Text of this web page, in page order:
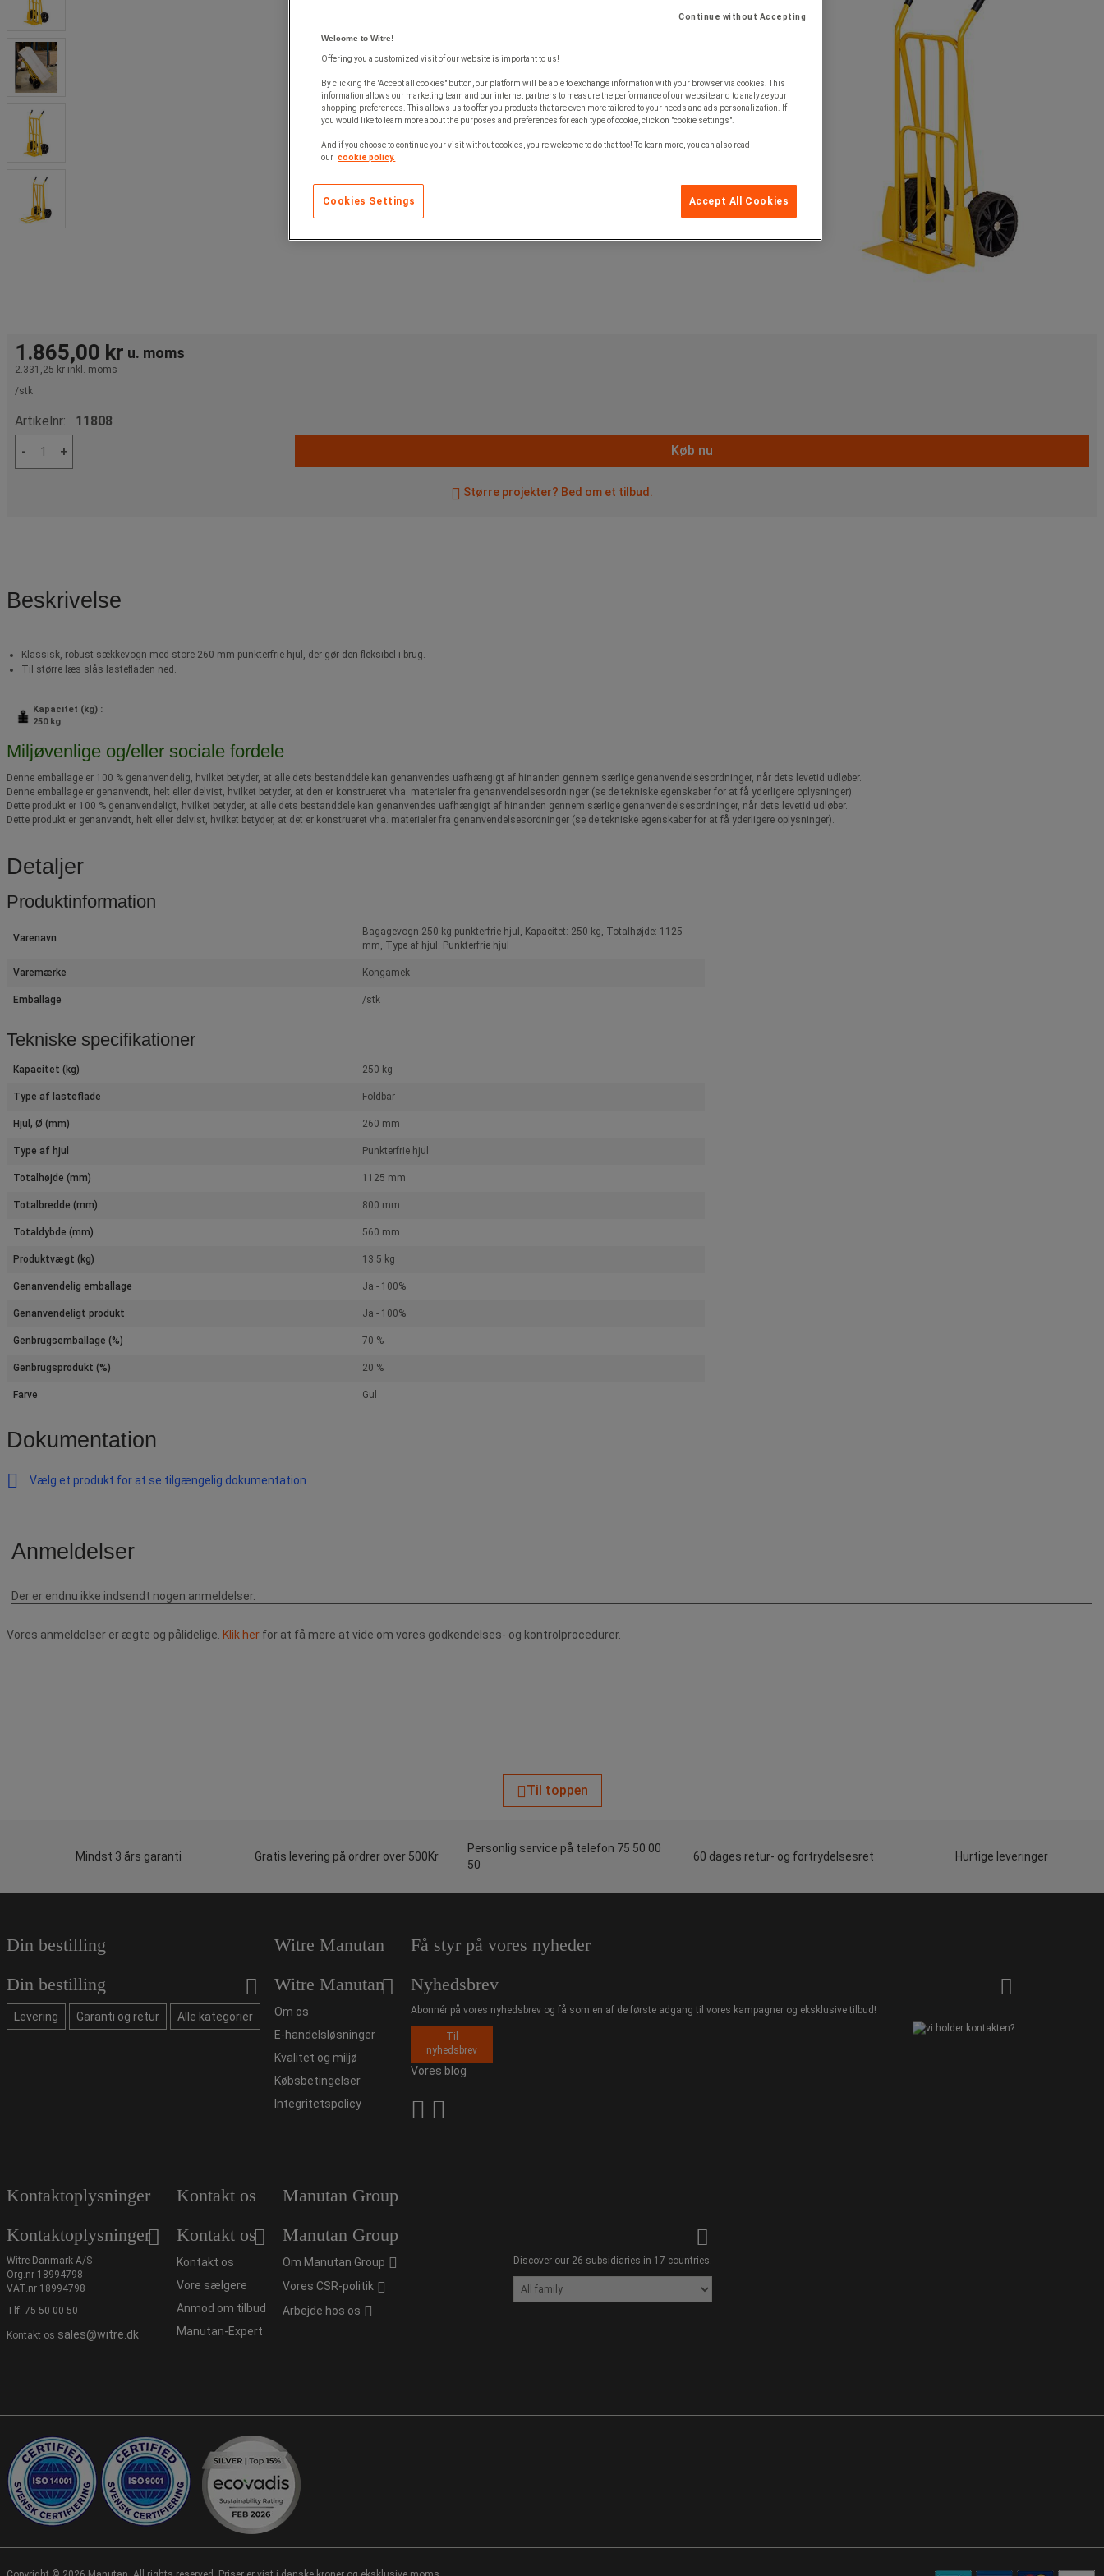
1.865,00 kr u. moms
2.331,25 kr inkl. moms
/stk
Artikelnr: 11808
-
+ Køb nu
Større projekter? Bed om et tilbud.
Beskrivelse
Klassisk, robust sækkevogn med store 260 mm punkterfrie hjul, der gør den fleksibel i brug.
Til større læs slås lastefladen ned.
Kapacitet (kg) :
250 kg
Miljøvenlige og/eller sociale fordele
Denne emballage er 100 % genanvendelig, hvilket betyder, at alle dets bestanddele kan genanvendes uafhængigt af hinanden gennem særlige genanvendelsesordninger, når dets levetid udløber.
Denne emballage er genanvendt, helt eller delvist, hvilket betyder, at den er konstrueret vha. materialer fra genanvendelsesordninger (se de tekniske egenskaber for at få yderligere oplysninger).
Dette produkt er 100 % genanvendeligt, hvilket betyder, at alle dets bestanddele kan genanvendes uafhængigt af hinanden gennem særlige genanvendelsesordninger, når dets levetid udløber.
Dette produkt er genanvendt, helt eller delvist, hvilket betyder, at det er konstrueret vha. materialer fra genanvendelsesordninger (se de tekniske egenskaber for at få yderligere oplysninger).
Detaljer
Produktinformation
Varenavn
Bagagevogn 250 kg punkterfrie hjul, Kapacitet: 250 kg, Totalhøjde: 1125
mm, Type af hjul: Punkterfrie hjul
Varemærke Kongamek
Emballage /stk
Tekniske specifikationer
Kapacitet (kg) 250 kg
Type af lasteflade Foldbar
Hjul, Ø (mm) 260 mm
Type af hjul Punkterfrie hjul
Totalhøjde (mm) 1125 mm
Totalbredde (mm) 800 mm
Totaldybde (mm) 560 mm
Produktvægt (kg) 13.5 kg
Genanvendelig emballage Ja - 100%
Genanvendeligt produkt Ja - 100%
Genbrugsemballage (%) 70 %
Genbrugsprodukt (%) 20 %
Farve Gul
Dokumentation
Vælg et produkt for at se tilgængelig dokumentation
Vores anmeldelser er ægte og pålidelige. Klik her for at få mere at vide om vores godkendelses- og kontrolprocedurer.
Til toppen
Mindst 3 års garanti Gratis levering på ordrer over 500Kr
Personlig service på telefon 75 50 00
50
60 dages retur- og fortrydelsesret Hurtige leveringer
Din bestilling
Din bestilling
Levering Garanti og retur Alle kategorier
Witre Manutan
Witre Manutan
Om os
E-handelsløsninger
Kvalitet og miljø
Købsbetingelser
Integritetspolicy
Få styr på vores nyheder
Nyhedsbrev
Abonnér på vores nyhedsbrev og få som en af de første adgang til vores kampagner og eksklusive tilbud!
Til
nyhedsbrev
Vores blog
Kontaktoplysninger
Kontaktoplysninger
Witre Danmark A/S
Org.nr 18994798
VAT.nr 18994798
Tlf: 75 50 00 50
Kontakt os sales@witre.dk
Kontakt os
Kontakt os
Kontakt os
Vore sælgere
Anmod om tilbud
Manutan-Expert
Manutan Group
Manutan Group
Om Manutan Group
Vores CSR-politik
Arbejde hos os
Discover our 26 subsidiaries in 17 countries.
Continue without Accepting
Welcome to Witre!
Offering you a customized visit of our website is important to us!
By clicking the "Accept all cookies" button, our platform will be able to exchange information with your browser via cookies. This
information allows our marketing team and our internet partners to measure the performance of our website and to analyze your
shopping preferences. This allows us to offer you products that are even more tailored to your needs and ads personalization. If
you would like to learn more about the purposes and preferences for each type of cookie, click on "cookie settings".
And if you choose to continue your visit without cookies, you're welcome to do that too! To learn more, you can also read
our cookie policy.
Accept All Cookies
Cookies Settings